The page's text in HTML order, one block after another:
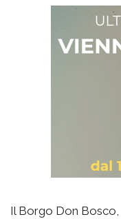
Il Borgo Don